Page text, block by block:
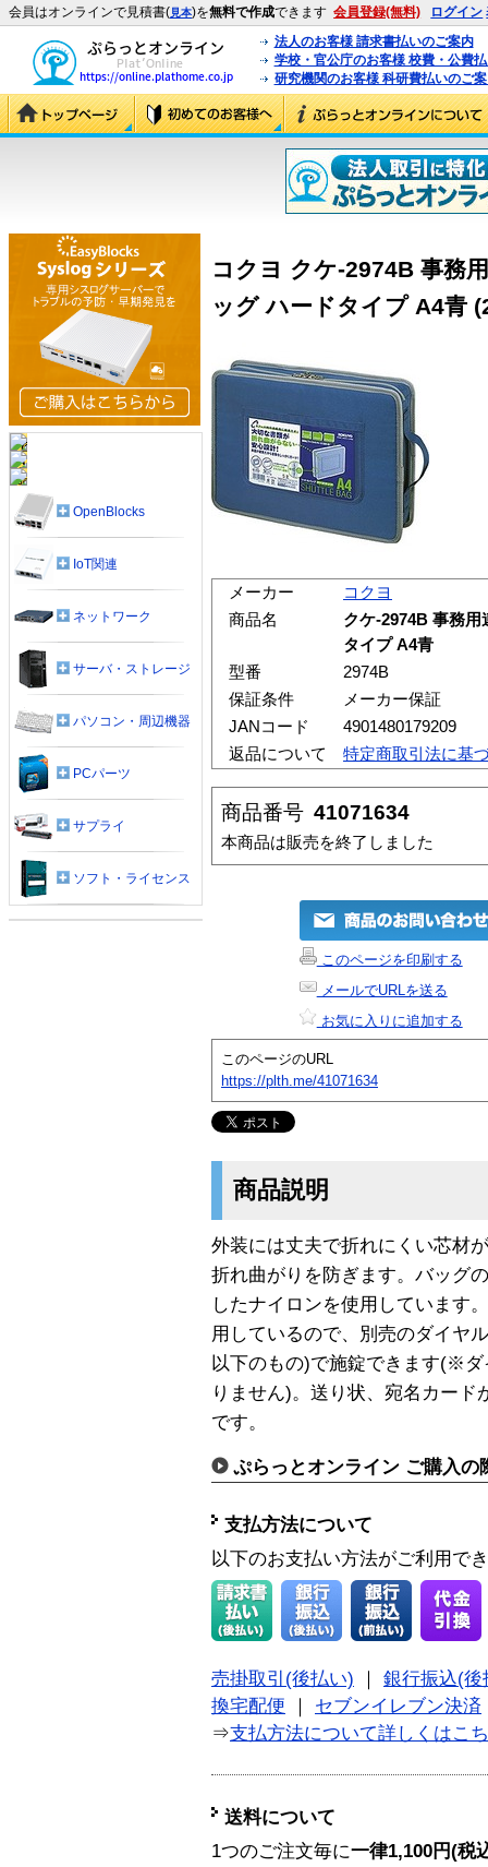
会員はオンラインで見積書(見本)を無料で作成できます 会員登録(無料) ログイン
法人のお客様 請求書払いのご案内
学校・官公庁のお客様 校費・公費
研究機関のお客様 科研費払いのご
コクヨ クケ-2974B 事務
ッグ ハードタイプ A4青
メーカー
コクヨ
商品名
クケ-2974B 事務
タイプ A4青
型番
2974B
保証条件
メーカー保証
JANコード
4901480179209
返品について
特定商取引法に基
商品番号 41071634
本商品は販売を終了しました
このページを印刷する
メールでURLを送る
お気に入りに追加する
このページのURL
https://plth.me/41071634
商品説明
外装には丈夫で折れにくい芯材
折れ曲がりを防ぎます。バッグ
したナイロンを使用しています
用しているので、別売のダイヤ
以下のもの)で施錠できます(※
りません)。送り状、宛名カー
です。
ぷらっとオンライン ご購入の
支払方法について
以下のお支払い方法がご利用で
売掛取引(後払い)
銀行振込(後
換宅配便
セブンイレブン決済
⇒支払方法について詳しくはこ
送料について
1つのご注文毎に一律1,100円(税
OpenBlocks
IoT関連
ネットワーク
サーバ・ストレージ
パソコン・周辺機器
PCパーツ
サプライ
ソフト・ライセンス